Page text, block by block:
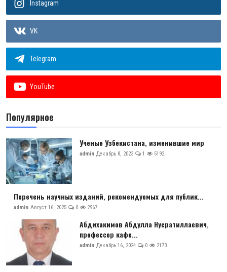
Instagram
VK
Telegram
YouTube
Популярное
Ученые Узбекистана, изменившие мир
admin Декабрь 8, 2023 1 5192
Перечень научных изданий, рекомендуемых для публик...
admin Август 16, 2025 0 2967
Абдихакимов Абдулла Нусратиллаевич,
профессор кафе...
admin Декабрь 16, 2024 0 2173